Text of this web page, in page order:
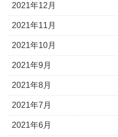
2021年12月
2021年11月
2021年10月
2021年9月
2021年8月
2021年7月
2021年6月